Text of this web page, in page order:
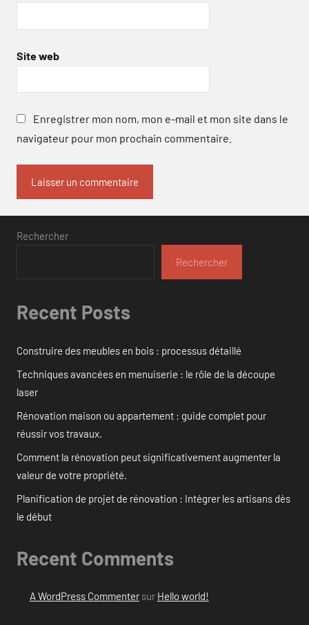
Site web
Enregistrer mon nom, mon e-mail et mon site dans le
navigateur pour mon prochain commentaire.
Rechercher
Rechercher
Recent Posts
Construire des meubles en bois : processus détaillé
Techniques avancées en menuiserie : le rôle de la découpe
laser
Rénovation maison ou appartement : guide complet pour
réussir vos travaux.
Comment la rénovation peut significativement augmenter la
valeur de votre propriété.
Planification de projet de rénovation : Intégrer les artisans dès
le début
Recent Comments
A WordPress Commentersur Hello world!